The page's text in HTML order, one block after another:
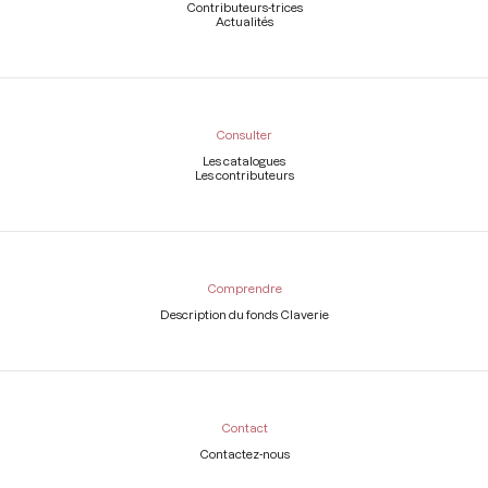
Contributeurs-trices
Actualités
Consulter
Les catalogues
Les contributeurs
Comprendre
Description du fonds Claverie
Contact
Contactez-nous